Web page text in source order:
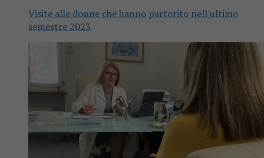
Visite alle donne che hanno partorito nell'ultimo
semestre 2023